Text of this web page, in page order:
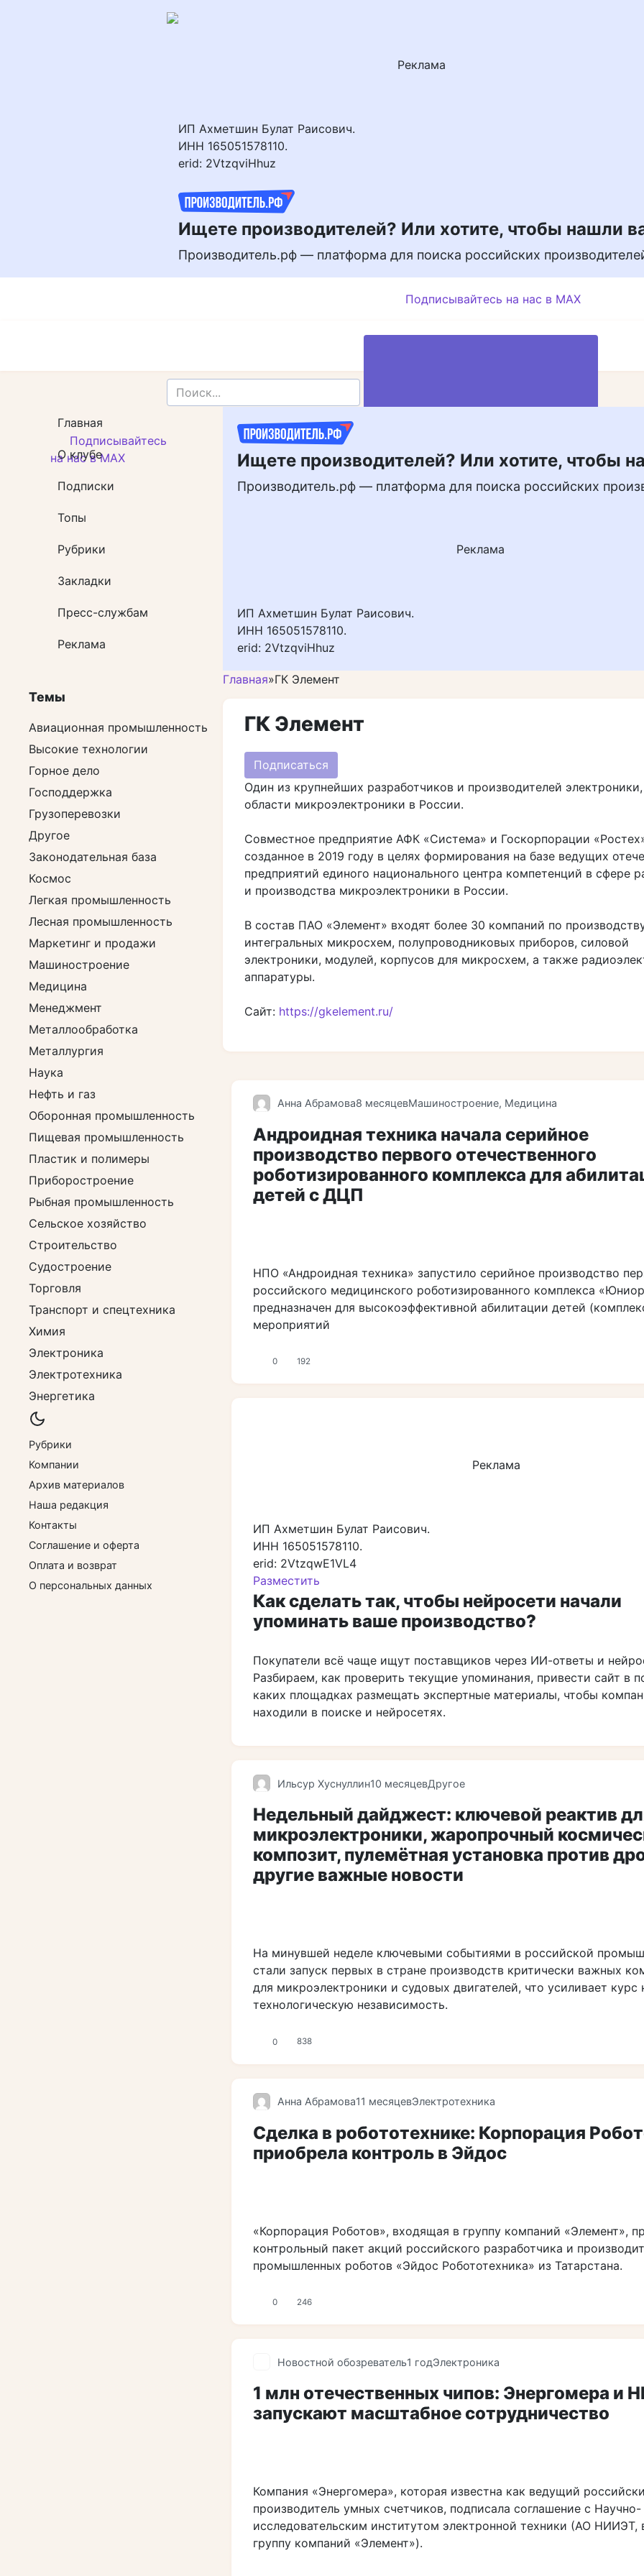
Реклама
ИП Ахметшин Булат Раисович.
ИНН 165051578110.
erid: 2VtzqviHhuz
Ищете производителей? Или хотите, чтобы нашли
Производитель.рф — платформа для поиска российских
Подписывайтесь на нас в MAX
Подписывайтесь
на нас в MAX
Вступить в клуб
Ищете производителей? Или хотите, чтобы
Производитель.рф — платформа для поиска российских
Реклама
ИП Ахметшин Булат Раисович.
ИНН 165051578110.
erid: 2VtzqviHhuz
Главная»ГК Элемент
ГК Элемент
Подписаться
Один из крупнейших разработчиков и производителей
области микроэлектроники в России.
Совместное предприятие АФК «Система» и Госкорпорации
созданное в 2019 году в целях формирования на базе ведущих
предприятий единого национального центра компетенций в сфере
и производства микроэлектроники в России.
В состав ПАО «Элемент» входят более 30 компаний по
интегральных микросхем, полупроводниковых приборов, силовой
электроники, модулей, корпусов для микросхем, а также
аппаратуры.
Сайт: https://gkelement.ru/
Анна Абрамова8 месяцевМашиностроение, Медицина
Андроидная техника начала серийное
производство первого отечественного
роботизированного комплекса для
детей с ДЦП
НПО «Андроидная техника» запустило серийное производство
российского медицинского роботизированного комплекса
предназначен для высокоэффективной абилитации детей
мероприятий
0 192
Реклама
ИП Ахметшин Булат Раисович.
ИНН 165051578110.
erid: 2VtzqwE1VL4
Разместить
Как сделать так, чтобы нейросети начали
упоминать ваше производство?
Покупатели всё чаще ищут поставщиков через ИИ-ответы и
Разбираем, как проверить текущие упоминания, привести сайт в
каких площадках размещать экспертные материалы, чтобы
находили в поиске и нейросетях.
Ильсур Хуснуллин10 месяцевДругое
Недельный дайджест: ключевой реактив
микроэлектроники, жаропрочный
композит, пулемётная установка против
другие важные новости
На минувшей неделе ключевыми событиями в российской
стали запуск первых в стране производств критически важных
для микроэлектроники и судовых двигателей, что усиливает курс
технологическую независимость.
0 838
Анна Абрамова11 месяцевЭлектротехника
Сделка в робототехнике: Корпорация
приобрела контроль в Эйдос
«Корпорация Роботов», входящая в группу компаний «Элемент»,
контрольный пакет акций российского разработчика и
промышленных роботов «Эйдос Робототехника» из Татарстана.
0 246
Новостной обозреватель1 годЭлектроника
1 млн отечественных чипов: Энергомера и
запускают масштабное сотрудничество
Компания «Энергомера», которая известна как ведущий
производитель умных счетчиков, подписала соглашение с Научно-
исследовательским институтом электронной техники (АО НИИЭТ,
группу компаний «Элемент»).
Главная
О клубе
Подписки
Топы
Рубрики
Закладки
Пресс-службам
Реклама
Темы
Авиационная промышленность
Высокие технологии
Горное дело
Господдержка
Грузоперевозки
Другое
Законодательная база
Космос
Легкая промышленность
Лесная промышленность
Маркетинг и продажи
Машиностроение
Медицина
Менеджмент
Металлообработка
Металлургия
Наука
Нефть и газ
Оборонная промышленность
Пищевая промышленность
Пластик и полимеры
Приборостроение
Рыбная промышленность
Сельское хозяйство
Строительство
Судостроение
Торговля
Транспорт и спецтехника
Химия
Электроника
Электротехника
Энергетика
Рубрики
Компании
Архив материалов
Наша редакция
Контакты
Соглашение и оферта
Оплата и возврат
О персональных данных